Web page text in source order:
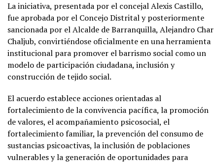
La iniciativa, presentada por el concejal Alexis Castillo,
fue aprobada por el Concejo Distrital y posteriormente
sancionada por el Alcalde de Barranquilla, Alejandro Char
Chaljub, convirtiéndose oficialmente en una herramienta
institucional para promover el barrismo social como un
modelo de participación ciudadana, inclusión y
construcción de tejido social.
El acuerdo establece acciones orientadas al
fortalecimiento de la convivencia pacífica, la promoción
de valores, el acompañamiento psicosocial, el
fortalecimiento familiar, la prevención del consumo de
sustancias psicoactivas, la inclusión de poblaciones
vulnerables y la generación de oportunidades para